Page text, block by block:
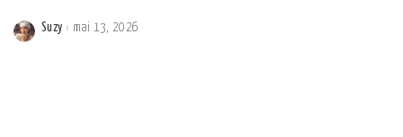
Posted
Suzy mai 13, 2026